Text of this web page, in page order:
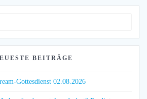
BEITRÄGE
Gottesdienst 02.08.2026